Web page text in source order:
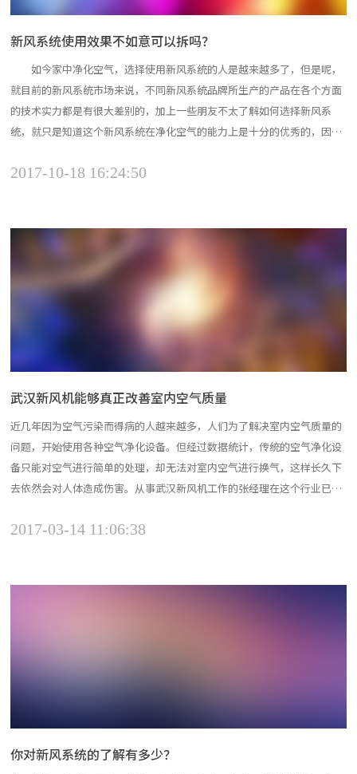
新风系统使用效果不如意可以拆吗？
如今家中净化空气，选择使用新风系统的人是越来越多了，但是呢，
就目前的新风系统市场来说，不同新风系统品牌所生产的产品在各个方面
的技术实力都是有很大差别的，加上一些朋友不太了解如何选择新风系
统，就只是知道这个新风系统在净化空气的能力上是十分的优秀的，因此
过大，或者净化效果不理想的情况时，就会考虑这个新风系统是否可以拆
2017-10-18 16:24:50
武汉新风机能够真正改善室内空气质量
近几年因为空气污染而得病的人越来越多，人们为了解决室内空气质量的
问题，开始使用各种空气净化设备。但经过数据统计，传统的空气净化设
备只能对空气进行简单的处理，却无法对室内空气进行换气，这样长久下
去依然会对人体造成伤害。从事武汉新风机工作的张经理在这个行业已经
物的种类有很多，比如室内甲醛、苯、可挥发性有机物、尘埃、氡气等
2017-03-14 11:06:38
你对新风系统的了解有多少？